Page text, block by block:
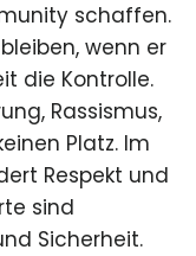
schaffen.
wenn er
die Kontrolle.
Rassismus,
Platz. Im
Respekt und
sind
Sicherheit.